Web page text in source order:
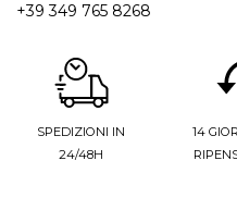
+39 349 765 8268
SPEDIZIONI IN
24/48H
14